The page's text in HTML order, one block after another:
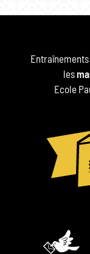
les
Ecole